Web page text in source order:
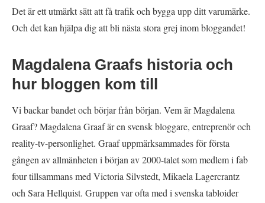
Det är ett utmärkt sätt att få trafik och bygga upp ditt varumärke.
Och det kan hjälpa dig att bli nästa stora grej inom bloggandet!
Magdalena Graafs historia och
hur bloggen kom till
Vi backar bandet och börjar från början. Vem är Magdalena
Graaf? Magdalena Graaf är en svensk bloggare, entreprenör och
reality-tv-personlighet. Graaf uppmärksammades för första
gången av allmänheten i början av 2000-talet som medlem i fab
four tillsammans med Victoria Silvstedt, Mikaela Lagercrantz
och Sara Hellquist. Gruppen var ofta med i svenska tabloider